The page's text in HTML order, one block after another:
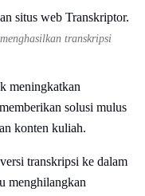
transkripsi
meningkatkan
solusi mulus
konten kuliah.
transkripsi ke dalam
menghilangkan